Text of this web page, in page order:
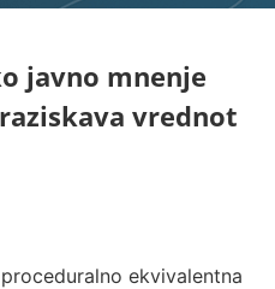
javno mnenje
vrednot
ekvivalentna